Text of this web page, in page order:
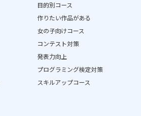
目的別コース
作りたい作品がある
女の子向けコース
コンテスト対策
発表力向上
プログラミング検定対策
スキルアップコース